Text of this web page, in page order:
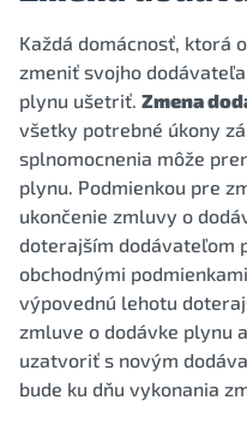
Každá domácnosť, ktorá
zmeniť svojho
plynu ušetriť. Zmena
všetky potrebné úkony
splnomocnenia môže
plynu. Podmienkou pre
ukončenie zmluvy o
doterajším dodávateľom
obchodnými
výpovednú lehotu
zmluve o dodávke plynu
uzatvoriť s novým
bude ku dňu vykonania